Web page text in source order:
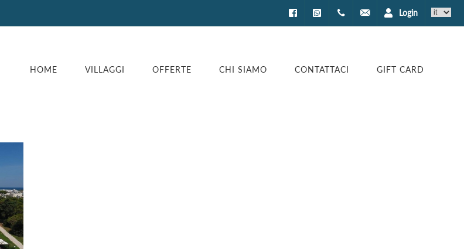
Facebook WhatsApp0994002622 Login
HOME VILLAGGI OFFERTE CHI SIAMO CONTATTACI GIFT CARD